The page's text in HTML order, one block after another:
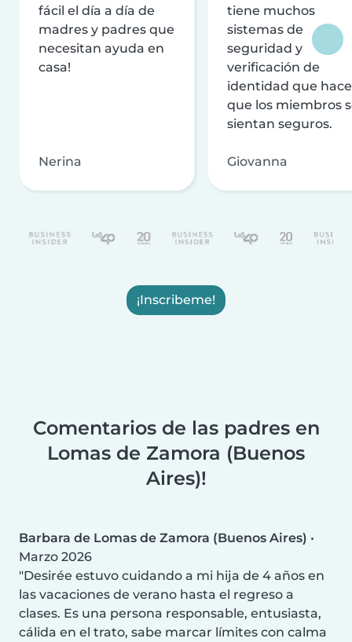
fácil el día a día de
madres y padres que
necesitan ayuda en
casa!
Nerina
tiene muchos
sistemas de
seguridad y
verificación de
identidad que
que los miembros
sientan seguros.
Giovanna
¡Inscribeme!
Comentarios de las padres en
Lomas de Zamora (Buenos
Aires)!
Barbara de Lomas de Zamora (Buenos Aires) •
Marzo 2026
Desirée estuvo cuidando a mi hija de 4 años en
las vacaciones de verano hasta el regreso a
clases. Es una persona responsable, entusiasta,
cálida en el trato, sabe marcar límites con calma